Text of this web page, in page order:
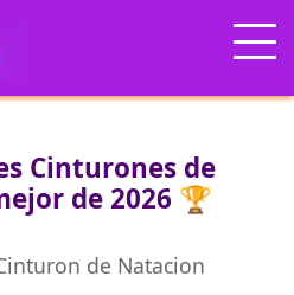
Cinturones de
de 2026 🏆
de Natacion